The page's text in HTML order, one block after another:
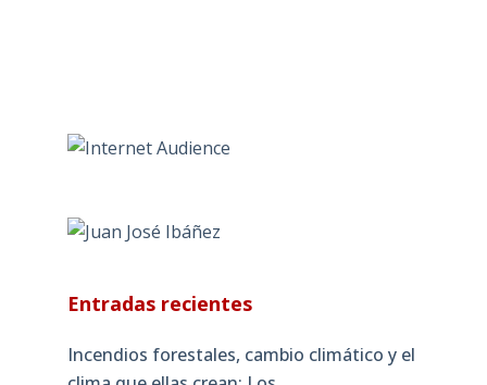
Entradas recientes
Incendios forestales, cambio climático y el